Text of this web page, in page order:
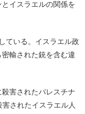
イスラエルの関係を
ている。イスラエル政
輸された銃を含む違
害されたパレスチナ
されたイスラエル人